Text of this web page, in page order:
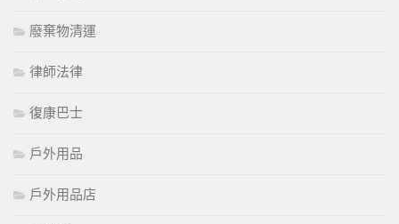
廢棄物清運
律師法律
復康巴士
戶外用品
戶外用品店